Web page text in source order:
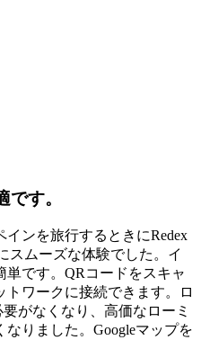
す。
ンを旅行するときにRedex
スムーズな体験でした。イ
単です。QRコードをスキャ
ワークに接続できます。ロ
がなくなり、高価なローミ
りました。Googleマップを